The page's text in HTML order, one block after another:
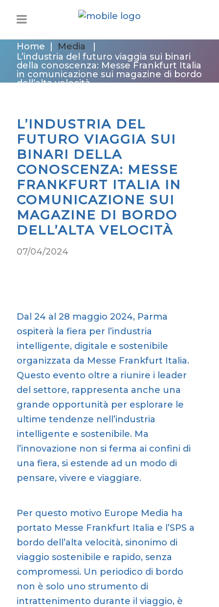
Home Media
L’industria del futuro viaggia sui binari
della conoscenza: Messe Frankfurt Italia
in comunicazione sui magazine di bordo
dell’alta velocità
L’INDUSTRIA DEL
FUTURO VIAGGIA SUI
BINARI DELLA
CONOSCENZA: MESSE
FRANKFURT ITALIA IN
COMUNICAZIONE SUI
MAGAZINE DI BORDO
DELL’ALTA VELOCITÀ
07/04/2024
Dal 24 al 28 maggio 2024, Parma
ospiterà la fiera per l’industria
intelligente, digitale e sostenibile
organizzata da Messe Frankfurt Italia.
Questo evento oltre a riunire i leader
del settore, rappresenta anche una
grande opportunità per esplorare le
ultime tendenze nell’industria
intelligente e sostenibile. Ma
l’innovazione non si ferma ai confini di
una fiera, si estende ad un modo di
pensare, vivere e viaggiare.
Per questo motivo Europe Media ha
portato Messe Frankfurt Italia e l’SPS a
bordo dell’alta velocità, sinonimo di
viaggio sostenibile e rapido, senza
compromessi. Un periodico di bordo
non è solo uno strumento di
intrattenimento durante il viaggio, è